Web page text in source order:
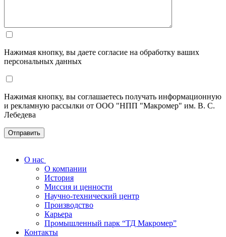
Нажимая кнопку, вы даете согласие на обработку ваших
персональных данных
Нажимая кнопку, вы соглашаетесь получать информационную
и рекламную рассылки от ООО "НПП "Макромер" им. В. С.
Лебедева
О нас
О компании
История
Миссия и ценности
Научно-технический центр
Производство
Карьера
Промышленный парк “ТД Макромер”
Контакты